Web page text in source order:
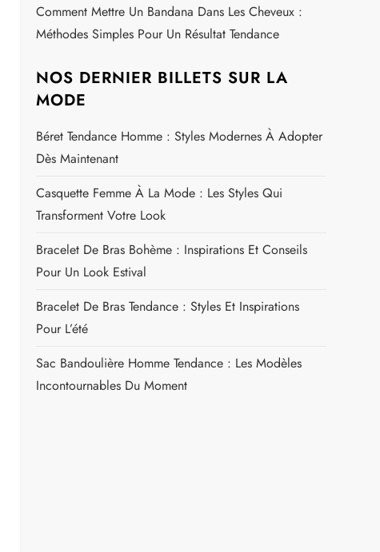
Comment Mettre Un Bandana Dans Les Cheveux :
Méthodes Simples Pour Un Résultat Tendance
NOS DERNIER BILLETS SUR LA
MODE
Béret Tendance Homme : Styles Modernes À Adopter
Dès Maintenant
Casquette Femme À La Mode : Les Styles Qui
Transforment Votre Look
Bracelet De Bras Bohème : Inspirations Et Conseils
Pour Un Look Estival
Bracelet De Bras Tendance : Styles Et Inspirations
Pour L’été
Sac Bandoulière Homme Tendance : Les Modèles
Incontournables Du Moment